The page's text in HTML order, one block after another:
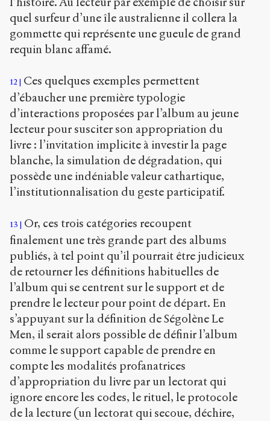
quel surfeur d’une île australienne il collera la
gommette qui représente une gueule de grand
requin blanc affamé.
12
Ces quelques exemples permettent
d’ébaucher une première typologie
d’interactions proposées par l’album au jeune
lecteur pour susciter son appropriation du
livre : l’invitation implicite à investir la page
blanche, la simulation de dégradation, qui
possède une indéniable valeur cathartique,
l’institutionnalisation du geste participatif.
13
Or, ces trois catégories recoupent
finalement une très grande part des albums
publiés, à tel point qu’il pourrait être judicieux
de retourner les définitions habituelles de
l’album qui se centrent sur le support et de
prendre le lecteur pour point de départ. En
s’appuyant sur la définition de Ségolène Le
Men, il serait alors possible de définir l’album
comme le support capable de prendre en
compte les modalités profanatrices
d’appropriation du livre par un lectorat qui
ignore encore les codes, le rituel, le protocole
de la lecture (un lectorat qui secoue, déchire,